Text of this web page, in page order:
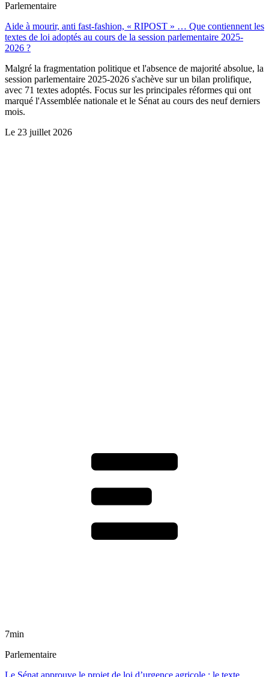
Parlementaire
Aide à mourir, anti fast-fashion, « RIPOST » … Que contiennent les
textes de loi adoptés au cours de la session parlementaire 2025-
2026 ?
Malgré la fragmentation politique et l'absence de majorité absolue, la
session parlementaire 2025-2026 s'achève sur un bilan prolifique,
avec 71 textes adoptés. Focus sur les principales réformes qui ont
marqué l'Assemblée nationale et le Sénat au cours des neuf derniers
mois.
Le 23 juillet 2026
7min
Parlementaire
Le Sénat approuve le projet de loi d’urgence agricole : le texte